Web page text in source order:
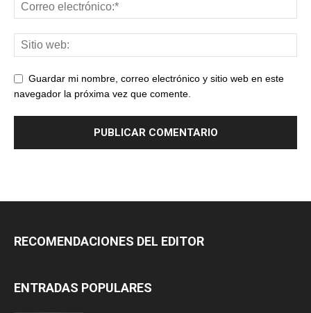
Guardar mi nombre, correo electrónico y sitio web en este
navegador la próxima vez que comente.
RECOMENDACIONES DEL EDITOR
ENTRADAS POPULARES